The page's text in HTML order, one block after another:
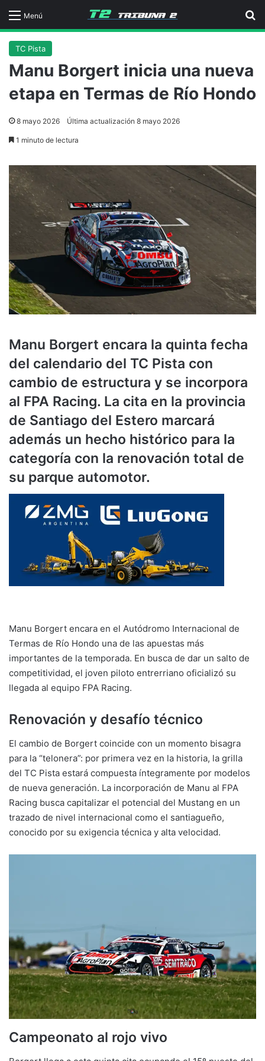
Menú
TC Pista
Manu Borgert inicia una nueva
etapa en Termas de Río Hondo
8 mayo 2026 Última actualización 8 mayo 2026
1 minuto de lectura
Manu Borgert encara la quinta fecha
del calendario del TC Pista con
cambio de estructura y se incorpora
al FPA Racing. La cita en la provincia
de Santiago del Estero marcará
además un hecho histórico para la
categoría con la renovación total de
su parque automotor.
Manu Borgert encara en el Autódromo Internacional de
Termas de Río Hondo una de las apuestas más
importantes de la temporada. En busca de dar un salto de
competitividad, el joven piloto entrerriano oficializó su
llegada al equipo FPA Racing.
Renovación y desafío técnico
El cambio de Borgert coincide con un momento bisagra
para la “telonera”: por primera vez en la historia, la grilla
del TC Pista estará compuesta íntegramente por modelos
de nueva generación. La incorporación de Manu al FPA
Racing busca capitalizar el potencial del Mustang en un
trazado de nivel internacional como el santiagueño,
conocido por su exigencia técnica y alta velocidad.
Campeonato al rojo vivo